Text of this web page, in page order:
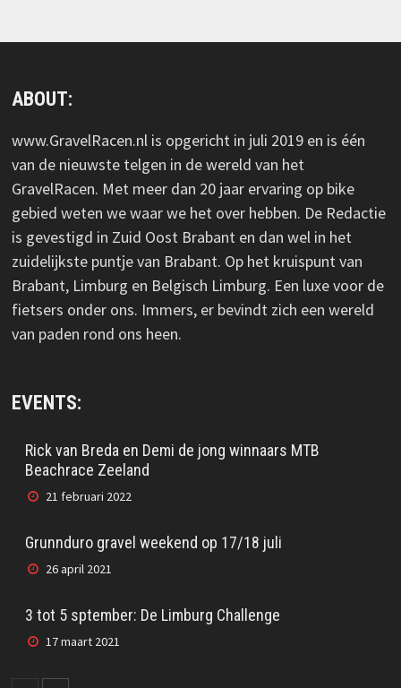
ABOUT:
www.GravelRacen.nl is opgericht in juli 2019 en is één
van de nieuwste telgen in de wereld van het
GravelRacen. Met meer dan 20 jaar ervaring op bike
gebied weten we waar we het over hebben. De Redactie
is gevestigd in Zuid Oost Brabant en dan wel in het
zuidelijkste puntje van Brabant. Op het kruispunt van
Brabant, Limburg en Belgisch Limburg. Een luxe voor de
fietsers onder ons. Immers, er bevindt zich een wereld
van paden rond ons heen.
EVENTS:
Rick van Breda en Demi de jong winnaars MTB
Beachrace Zeeland
21 februari 2022
Grunnduro gravel weekend op 17/18 juli
26 april 2021
3 tot 5 sptember: De Limburg Challenge
17 maart 2021